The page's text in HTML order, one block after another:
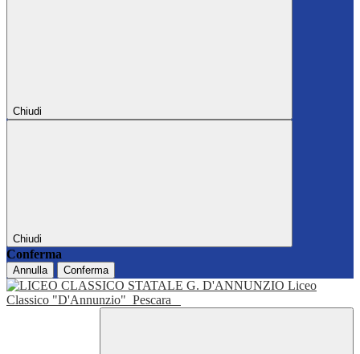
Chiudi
Chiudi
Conferma
Annulla Conferma
Liceo
Classico "D'Annunzio" Pescara